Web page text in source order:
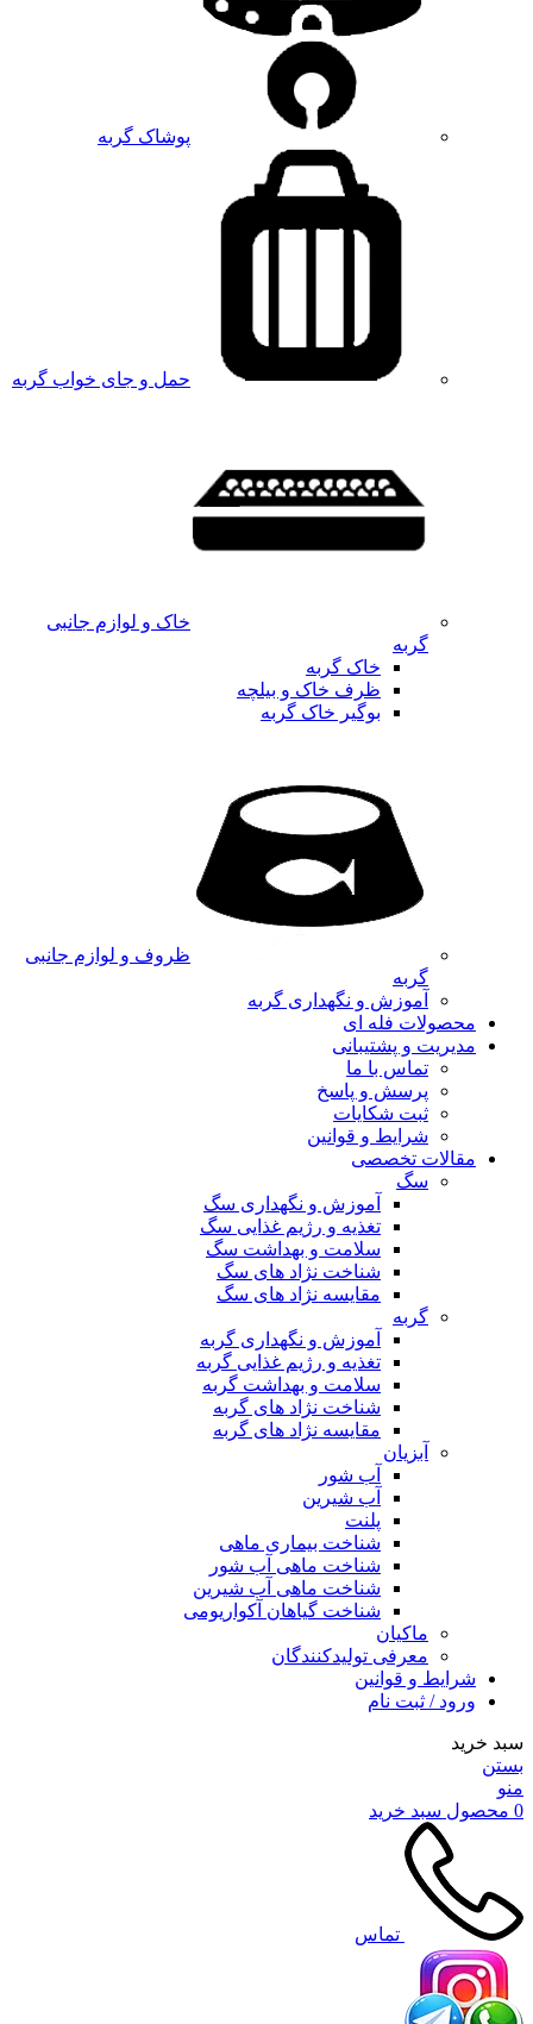
پوشاک گربه
حمل و جای خواب گربه
خاک و لوازم جانبی
گربه
خاک گربه
ظرف خاک و بیلچه
بوگیر خاک گربه
ظروف و لوازم جانبی
گربه
آموزش و نگهداری گربه
محصولات فله ای
مدیریت و پشتیبانی
تماس با ما
پرسش و پاسخ
ثبت شکایات
شرایط و قوانین
مقالات تخصصی
سگ
آموزش و نگهداری سگ
تغذیه و رژیم غذایی سگ
سلامت و بهداشت سگ
شناخت نژاد های سگ
مقایسه نژاد های سگ
گربه
آموزش و نگهداری گربه
تغذیه و رژیم غذایی گربه
سلامت و بهداشت گربه
شناخت نژاد های گربه
مقایسه نژاد های گربه
آبزیان
آب شور
آب شیرین
پلنت
شناخت بیماری ماهی
شناخت ماهی آب شور
شناخت ماهی آب شیرین
شناخت گیاهان آکواریومی
ماکیان
معرفی تولیدکنندگان
شرایط و قوانین
ورود / ثبت نام
سبد خرید
بستن
منو
0 محصول سبد خرید
تماس